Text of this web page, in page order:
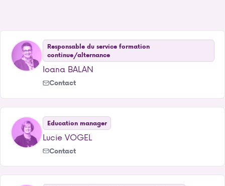
Responsable du service formation
continue/alternance
Ioana BALAN
Contact
Education manager
Lucie VOGEL
Contact